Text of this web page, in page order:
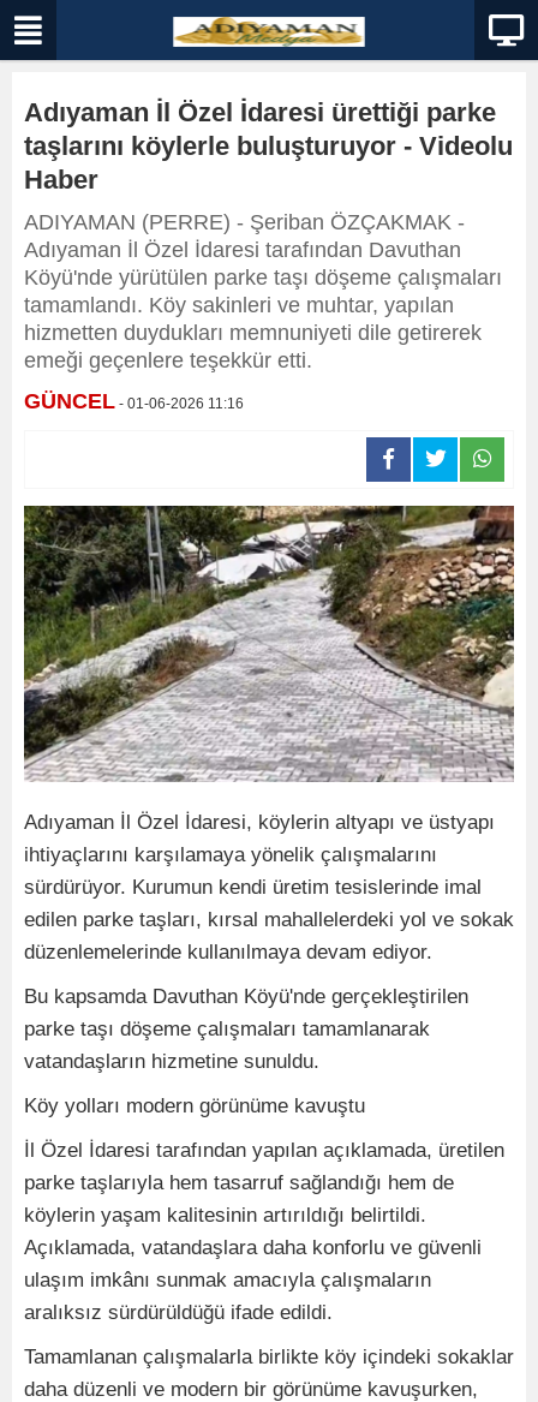
Adıyaman İl Özel İdaresi ürettiği parke
taşlarını köylerle buluşturuyor - Videolu
Haber
ADIYAMAN (PERRE) - Şeriban ÖZÇAKMAK -
Adıyaman İl Özel İdaresi tarafından Davuthan
Köyü'nde yürütülen parke taşı döşeme çalışmaları
tamamlandı. Köy sakinleri ve muhtar, yapılan
hizmetten duydukları memnuniyeti dile getirerek
emeği geçenlere teşekkür etti.
GÜNCEL - 01-06-2026 11:16
Adıyaman İl Özel İdaresi, köylerin altyapı ve üstyapı
ihtiyaçlarını karşılamaya yönelik çalışmalarını
sürdürüyor. Kurumun kendi üretim tesislerinde imal
edilen parke taşları, kırsal mahallelerdeki yol ve sokak
düzenlemelerinde kullanılmaya devam ediyor.
Bu kapsamda Davuthan Köyü'nde gerçekleştirilen
parke taşı döşeme çalışmaları tamamlanarak
vatandaşların hizmetine sunuldu.
Köy yolları modern görünüme kavuştu
İl Özel İdaresi tarafından yapılan açıklamada, üretilen
parke taşlarıyla hem tasarruf sağlandığı hem de
köylerin yaşam kalitesinin artırıldığı belirtildi.
Açıklamada, vatandaşlara daha konforlu ve güvenli
ulaşım imkânı sunmak amacıyla çalışmaların
aralıksız sürdürüldüğü ifade edildi.
Tamamlanan çalışmalarla birlikte köy içindeki sokaklar
daha düzenli ve modern bir görünüme kavuşurken,